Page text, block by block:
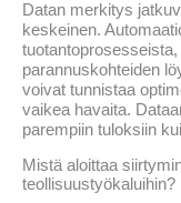
Datan merkitys
keskeinen.
parannuskohteiden
voivat tunnistaa
vaikea havaita.
parempiin tuloksiin
Mistä aloittaa
teollisuustyökaluihin?